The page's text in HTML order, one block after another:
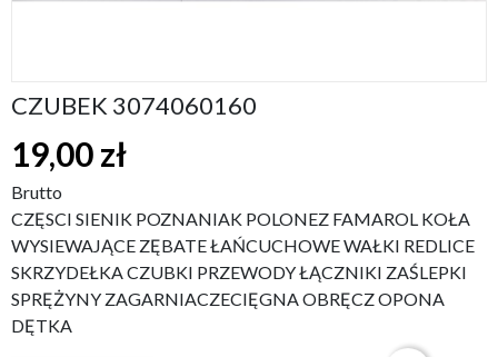
CZUBEK 3074060160
19,00 zł
Brutto
CZĘSCI SIENIK POZNANIAK POLONEZ FAMAROL KOŁA
WYSIEWAJĄCE ZĘBATE ŁAŃCUCHOWE WAŁKI REDLICE
SKRZYDEŁKA CZUBKI PRZEWODY ŁĄCZNIKI ZAŚLEPKI
SPRĘŻYNY ZAGARNIACZECIĘGNA OBRĘCZ OPONA
DĘTKA